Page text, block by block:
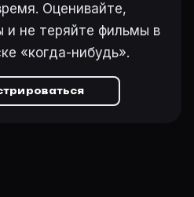
Оценивайте,
и не теряйте фильмы в
«когда-нибудь».